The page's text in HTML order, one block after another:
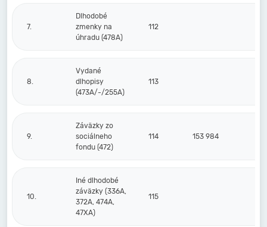
7.
Dlhodobé
zmenky na
úhradu (478A)
112
8.
Vydané
dlhopisy
(473A/-/255A)
113
9.
Záväzky zo
sociálneho
fondu (472)
114 153 984
10.
Iné dlhodobé
záväzky (336A,
372A, 474A,
47XA)
115